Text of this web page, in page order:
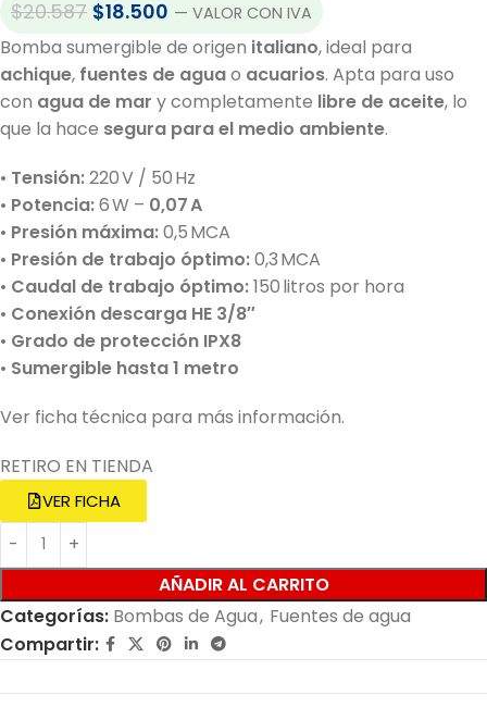
$20.587 $18.500 — VALOR CON IVA
Bomba sumergible de origen italiano, ideal para
achique, fuentes de aguao acuarios. Apta para uso
con agua de mar y completamente libre de aceite, lo
que la hace segura para el medio ambiente.
• Tensión:220 V / 50 Hz
• Potencia:6 W – 0,07 A
• Presión máxima:0,5 MCA
• Presión de trabajo óptimo:0,3 MCA
• Caudal de trabajo óptimo:150 litros por hora
• Conexión descarga HE 3/8″
• Grado de protección IPX8
• Sumergible hasta 1 metro
Ver ficha técnica para más información.
RETIRO EN TIENDA
VER FICHA
AÑADIR AL CARRITO
Categorías: Bombas de Agua, Fuentes de agua
Compartir: